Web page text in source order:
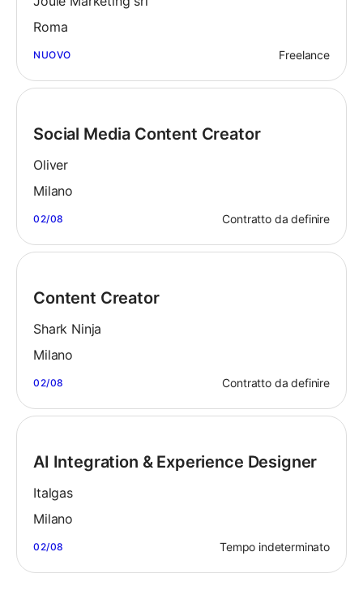
Roma
NUOVO Freelance
Social Media Content Creator
Oliver
Milano
02/08 Contratto da definire
Content Creator
Shark Ninja
Milano
02/08 Contratto da definire
AI Integration & Experience Designer
Italgas
Milano
02/08 Tempo indeterminato